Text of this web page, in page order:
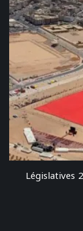
Législatives